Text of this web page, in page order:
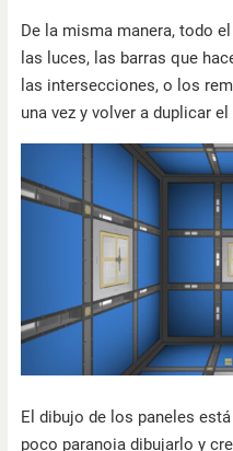
De la misma manera, todo
las luces, las barras que
las intersecciones, o los
una vez y volver a duplicar
El dibujo de los paneles
poco paranoia dibujarlo y